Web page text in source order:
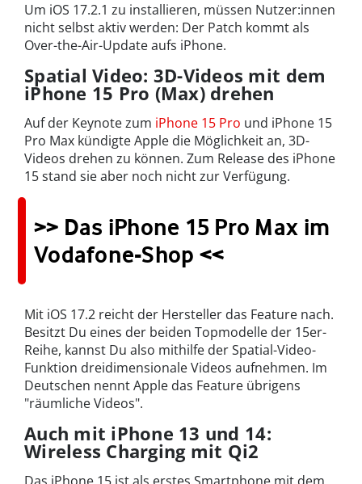
Um iOS 17.2.1 zu installieren, müssen Nutzer:innen
nicht selbst aktiv werden: Der Patch kommt als
Over-the-Air-Update aufs iPhone.
Spatial Video: 3D-Videos mit dem
iPhone 15 Pro (Max) drehen
Auf der Keynote zum iPhone 15 Pro und iPhone 15
Pro Max kündigte Apple die Möglichkeit an, 3D-
Videos drehen zu können. Zum Release des iPhone
15 stand sie aber noch nicht zur Verfügung.
>> Das iPhone 15 Pro Max im
Vodafone-Shop <<
Mit iOS 17.2 reicht der Hersteller das Feature nach.
Besitzt Du eines der beiden Topmodelle der 15er-
Reihe, kannst Du also mithilfe der Spatial-Video-
Funktion dreidimensionale Videos aufnehmen. Im
Deutschen nennt Apple das Feature übrigens
"räumliche Videos".
Auch mit iPhone 13 und 14:
Wireless Charging mit Qi2